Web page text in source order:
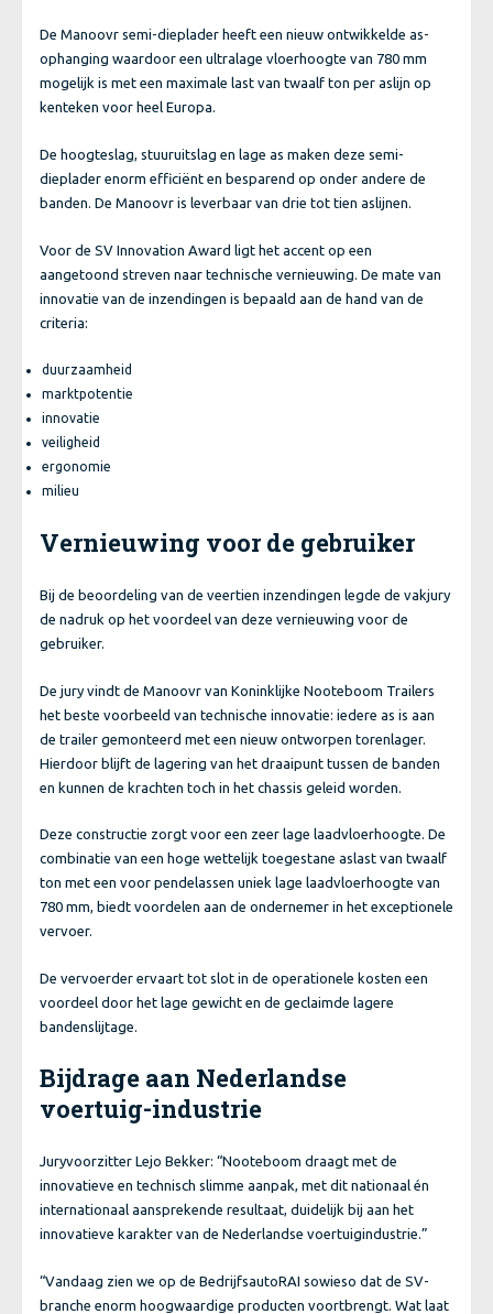
De Manoovr semi-dieplader heeft een nieuw ontwikkelde as-
ophanging waardoor een ultralage vloerhoogte van 780 mm
mogelijk is met een maximale last van twaalf ton per aslijn op
kenteken voor heel Europa.
De hoogteslag, stuuruitslag en lage as maken deze semi-
dieplader enorm efficiënt en besparend op onder andere de
banden. De Manoovr is leverbaar van drie tot tien aslijnen.
Voor de SV Innovation Award ligt het accent op een
aangetoond streven naar technische vernieuwing. De mate van
innovatie van de inzendingen is bepaald aan de hand van de
criteria:
duurzaamheid
marktpotentie
innovatie
veiligheid
ergonomie
milieu
Vernieuwing voor de gebruiker
Bij de beoordeling van de veertien inzendingen legde de vakjury
de nadruk op het voordeel van deze vernieuwing voor de
gebruiker.
De jury vindt de Manoovr van Koninklijke Nooteboom Trailers
het beste voorbeeld van technische innovatie: iedere as is aan
de trailer gemonteerd met een nieuw ontworpen torenlager.
Hierdoor blijft de lagering van het draaipunt tussen de banden
en kunnen de krachten toch in het chassis geleid worden.
Deze constructie zorgt voor een zeer lage laadvloerhoogte. De
combinatie van een hoge wettelijk toegestane aslast van twaalf
ton met een voor pendelassen uniek lage laadvloerhoogte van
780 mm, biedt voordelen aan de ondernemer in het exceptionele
vervoer.
De vervoerder ervaart tot slot in de operationele kosten een
voordeel door het lage gewicht en de geclaimde lagere
bandenslijtage.
Bijdrage aan Nederlandse
voertuig-industrie
Juryvoorzitter Lejo Bekker: “Nooteboom draagt met de
innovatieve en technisch slimme aanpak, met dit nationaal én
internationaal aansprekende resultaat, duidelijk bij aan het
innovatieve karakter van de Nederlandse voertuigindustrie.”
“Vandaag zien we op de BedrijfsautoRAI sowieso dat de SV-
branche enorm hoogwaardige producten voortbrengt. Wat laat